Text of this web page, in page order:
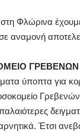
Φλώρινα
αναμονή
ΓΡΕΒΕΝΩΝ
ύποπτα για
Έτσι